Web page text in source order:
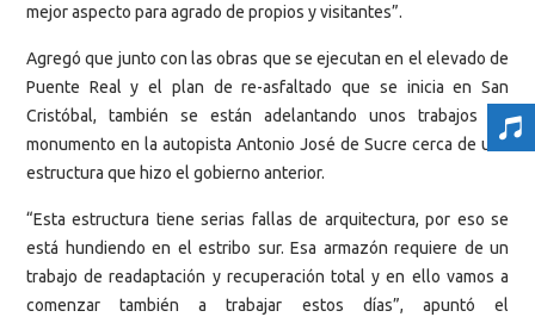
mejor aspecto para agrado de propios y visitantes”.
Agregó que junto con las obras que se ejecutan en el elevado de
Puente Real y el plan de re-asfaltado que se inicia en San
Cristóbal, también se están adelantando unos trabajos de
monumento en la autopista Antonio José de Sucre cerca de una
estructura que hizo el gobierno anterior.
“Esta estructura tiene serias fallas de arquitectura, por eso se
está hundiendo en el estribo sur. Esa armazón requiere de un
trabajo de readaptación y recuperación total y en ello vamos a
comenzar también a trabajar estos días”, apuntó el